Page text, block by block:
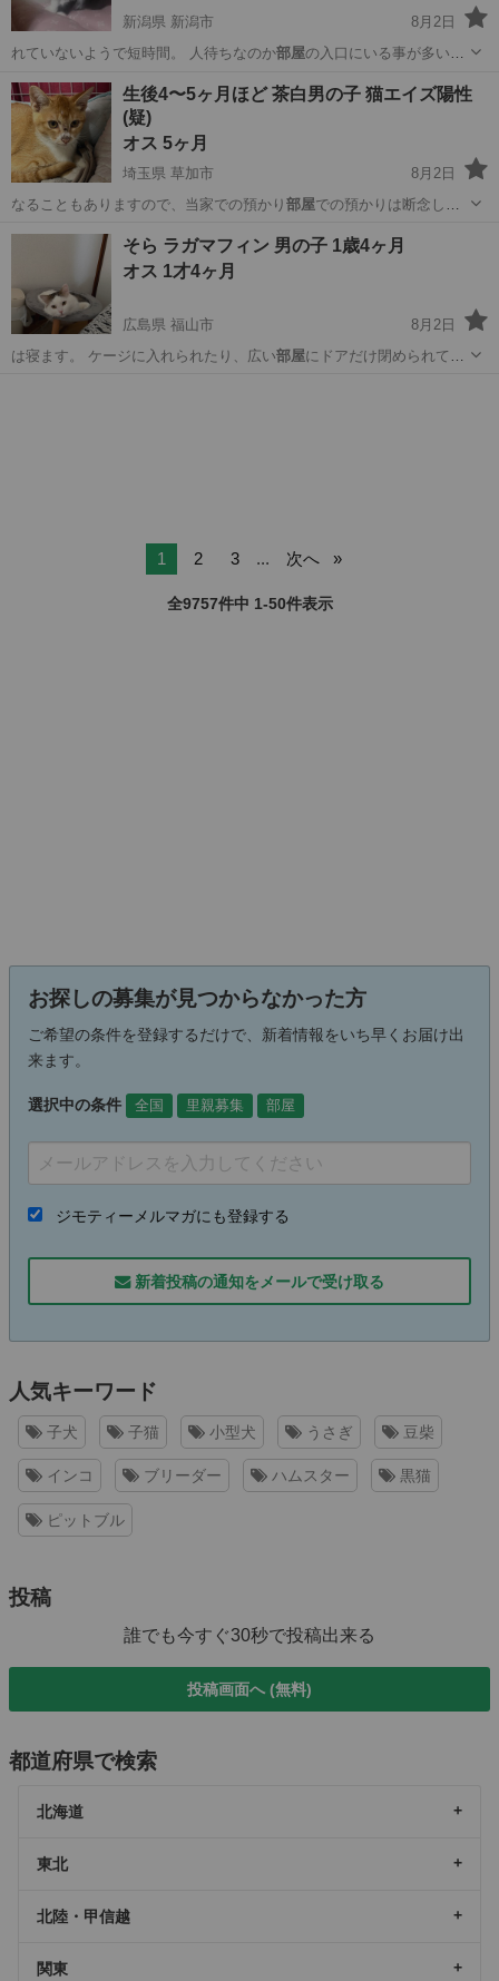
新潟県 新潟市
8月2日
れていないようで短時間。 人待ちなのか部屋の入口にいる事が多い。
新潟 新潟市 性格
生後4〜5ヶ月ほど 茶白男の子 猫エイズ陽性
(疑)
オス 5ヶ月
埼玉県 草加市
8月2日
なることもありますので、当家での預かり 部屋での預かりは断念しま
埼玉 草加市
そら ラガマフィン 男の子 1歳4ヶ月
オス 1才4ヶ月
広島県 福山市
8月2日
は寝ます。 ケージに入れられたり、広い部屋にドアだけ閉められて自
1 2 3 ... 次へ
全9757件中 1-50件表示
お探しの募集が見つからなかった方
ご希望の条件を登録するだけで、新着情報をいち早くお届け出
来ます。
選択中の条件 全国 里親募集 部屋
ジモティーメルマガにも登録する
新着投稿の通知をメールで受け取る
人気キーワード
子犬 子猫 小型犬 うさぎ 豆柴
インコ ブリーダー ハムスター 黒猫
ピットブル
投稿
誰でも今すぐ30秒で投稿出来る
投稿画面へ (無料)
都道府県で検索
北海道
東北
北陸・甲信越
関東